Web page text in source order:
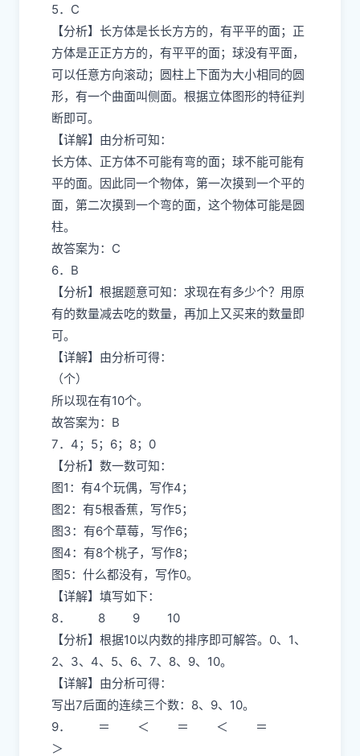
5．C
【分析】长方体是长长方方的，有平平的面；正
方体是正正方方的，有平平的面；球没有平面，
可以任意方向滚动；圆柱上下面为大小相同的圆
形，有一个曲面叫侧面。根据立体图形的特征判
断即可。
【详解】由分析可知：
长方体、正方体不可能有弯的面；球不能可能有
平的面。因此同一个物体，第一次摸到一个平的
面，第二次摸到一个弯的面，这个物体可能是圆
柱。
故答案为：C
6．B
【分析】根据题意可知：求现在有多少个？用原
有的数量减去吃的数量，再加上又买来的数量即
可。
【详解】由分析可得：
（个）
所以现在有10个。
故答案为：B
7．4；5；6；8；0
【分析】数一数可知：
图1：有4个玩偶，写作4；
图2：有5根香蕉，写作5；
图3：有6个草莓，写作6；
图4：有8个桃子，写作8；
图5：什么都没有，写作0。
【详解】填写如下：
8． 8 9 10
【分析】根据10以内数的排序即可解答。0、1、
2、3、4、5、6、7、8、9、10。
【详解】由分析可得：
写出7后面的连续三个数：8、9、10。
9． ＝ ＜ ＝ ＜ ＝
＞